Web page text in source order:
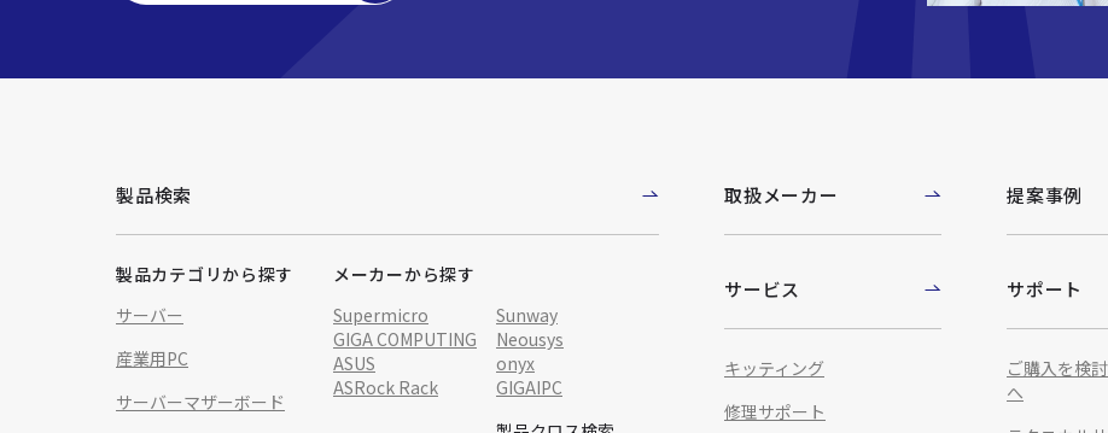
製品検索
製品カテゴリから探す
サーバー
産業用PC
サーバーマザーボード
メーカーから探す
Supermicro
Sunway
GIGA COMPUTING
Neousys
ASUS
onyx
ASRock Rack
GIGAIPC
取扱メーカー
サービス
キッティング
修理サポート
提案事例
サポート
ご購入を検
へ